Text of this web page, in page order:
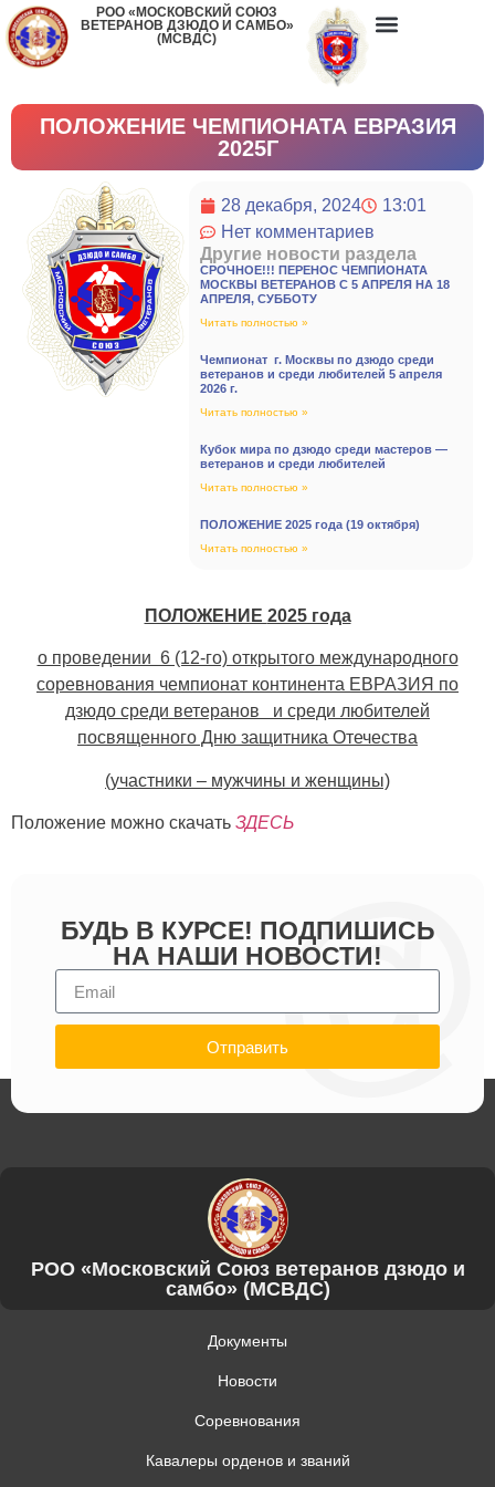
РОО «МОСКОВСКИЙ СОЮЗ
ВЕТЕРАНОВ ДЗЮДО И САМБО»
(МСВДС)
ПОЛОЖЕНИЕ ЧЕМПИОНАТА ЕВРАЗИЯ
2025Г
28 декабря, 2024
13:01
Нет комментариев
Другие новости раздела
СРОЧНОЕ!!! ПЕРЕНОС ЧЕМПИОНАТА
МОСКВЫ ВЕТЕРАНОВ С 5 АПРЕЛЯ НА 18
АПРЕЛЯ, СУББОТУ
Читать полностью »
Чемпионат г. Москвы по дзюдо среди
ветеранов и среди любителей 5 апреля
2026 г.
Читать полностью »
Кубок мира по дзюдо среди мастеров —
ветеранов и среди любителей
Читать полностью »
ПОЛОЖЕНИЕ 2025 года (19 октября)
Читать полностью »
ПОЛОЖЕНИЕ 2025 года
о проведении 6 (12-го) открытого международного
соревнования чемпионат континента ЕВРАЗИЯ по
дзюдо среди ветеранов и среди любителей
посвященного Дню защитника Отечества
(участники – мужчины и женщины)
Положение можно скачать ЗДЕСЬ
БУДЬ В КУРСЕ! ПОДПИШИСЬ
НА НАШИ НОВОСТИ!
Отправить
РОО «Московский Союз ветеранов дзюдо и
самбо» (МСВДС)
Документы
Новости
Соревнования
Кавалеры орденов и званий